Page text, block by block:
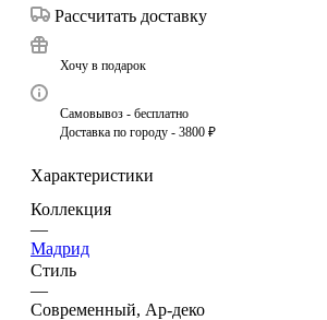
Рассчитать доставку
Хочу в подарок
Самовывоз - бесплатно
Доставка по городу - 3800 ₽
Характеристики
Коллекция
—
Мадрид
Стиль
—
Современный, Ар-деко